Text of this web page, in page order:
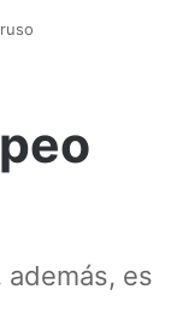
además, es